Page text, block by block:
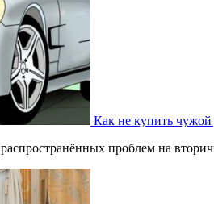
Как не купить чужой
проблем на